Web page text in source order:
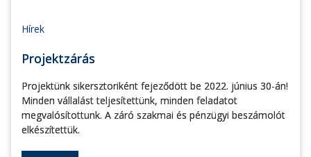
Hírek
Projektzárás
Projektünk sikersztoriként fejeződött be 2022. június 30-án!
Minden vállalást teljesítettünk, minden feladatot
megvalósítottunk. A záró szakmai és pénzügyi beszámolót
elkészítettük.